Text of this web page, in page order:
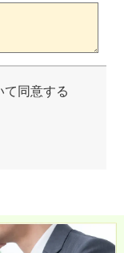
て同意する